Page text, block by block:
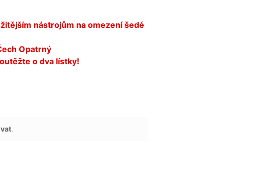
nástrojům na omezení šedé
Opatrný
o dva lístky!
.